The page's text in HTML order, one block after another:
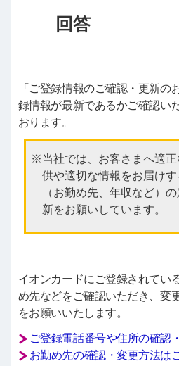
「ご登録情報のご確認・更新の
録情報が最新であるかご確認い
おります。
当社では、お客さまへ適
供や適切な情報をお届け
（お勤め先、年収など）
新をお願いしています。
イオンカードにご登録されてい
め先などをご確認いただき、変
をお願いいたします。
ご登録電話番号や住所の確認
お勤め先の確認・変更方法は